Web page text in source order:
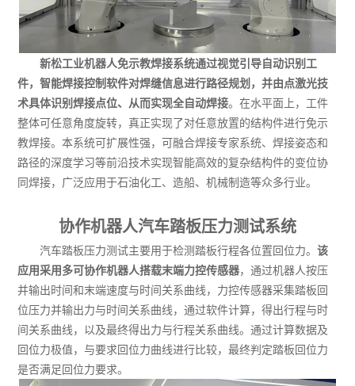
新松工业机器人免示教焊接系统通过视觉引导自动识别工
件，智能焊接控制软件对焊缝信息进行路径规划，并由点激光技
术具体识别焊接点位、从而实现全自动焊接。在水平面上，工件
整体可任意角度旋转，真正实现了对任意放置的结构件进行免示
教焊接。本系统可扩展性强，可融合焊接专家系统、焊接姿态和
路径的深度学习等前沿技术实现智能高效的复杂结构件的变位协
同焊接，广泛应用于石油化工、造船、机械制造等众多行业。
协作机器人汽车踏板压力测试系统
汽车踏板压力测试主要用于检测踏板行程各位置回位力。该
应用采用多可协作机器人搭载末端力控传感器，通过机器人按压
并输出时间和末端速度与时间关系曲线，力控传感器采集踏板回
位压力并输出力与时间关系曲线，通过软件计算，得出行程与时
间关系曲线，以及最终得出力与行程关系曲线。通过计算数据及
回位力极值，与要求回位力曲线进行比较，最终判定踏板回位力
是否满足回位力要求。